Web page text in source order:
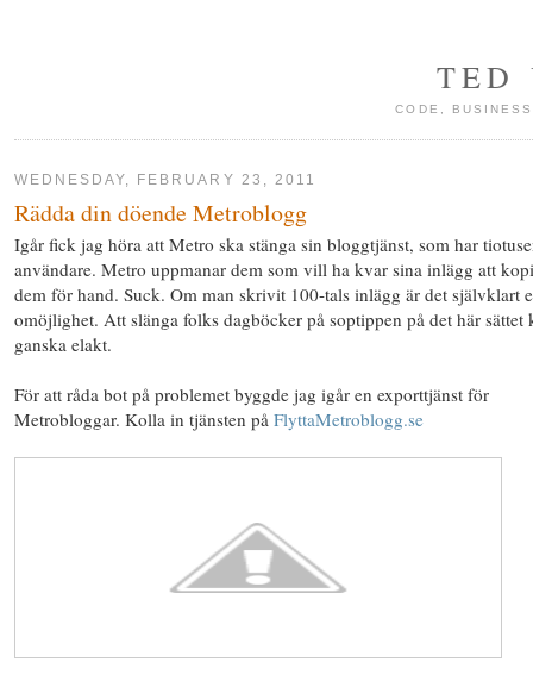
TED
CODE,
WEDNESDAY, FEBRUARY 23, 2011
Rädda din döende Metroblogg
Igår fick jag höra att Metro ska stänga sin bloggtjänst, som har
användare. Metro uppmanar dem som vill ha kvar sina inlägg att
dem för hand. Suck. Om man skrivit 100-tals inlägg är det självklart
omöjlighet. Att slänga folks dagböcker på soptippen på det här sättet
ganska elakt.
För att råda bot på problemet byggde jag igår en exporttjänst för
Metrobloggar. Kolla in tjänsten på FlyttaMetroblogg.se